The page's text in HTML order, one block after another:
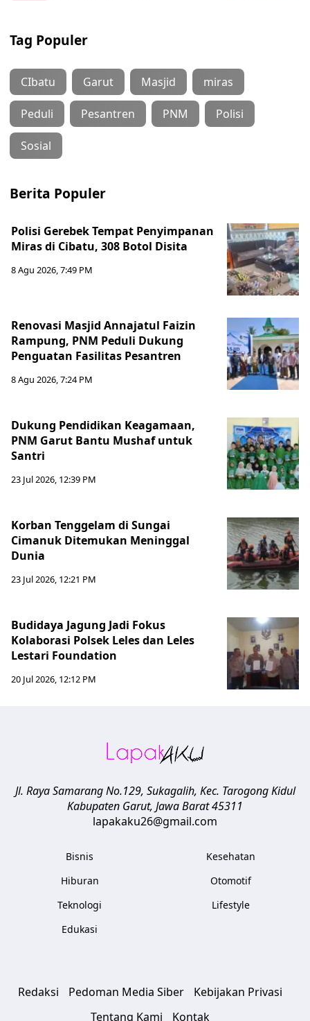
Tag Populer
CIbatu Garut Masjid miras
Peduli Pesantren PNM Polisi
Sosial
Berita Populer
Polisi Gerebek Tempat Penyimpanan
Miras di Cibatu, 308 Botol Disita
8 Agu 2026, 7:49 PM
Renovasi Masjid Annajatul Faizin
Rampung, PNM Peduli Dukung
Penguatan Fasilitas Pesantren
8 Agu 2026, 7:24 PM
Dukung Pendidikan Keagamaan,
PNM Garut Bantu Mushaf untuk
Santri
23 Jul 2026, 12:39 PM
Korban Tenggelam di Sungai
Cimanuk Ditemukan Meninggal
Dunia
23 Jul 2026, 12:21 PM
Budidaya Jagung Jadi Fokus
Kolaborasi Polsek Leles dan Leles
Lestari Foundation
20 Jul 2026, 12:12 PM
Jl. Raya Samarang No.129, Sukagalih, Kec. Tarogong Kidul
Kabupaten Garut, Jawa Barat45311
lapakaku26@gmail.com
Bisnis
Hiburan
Teknologi
Edukasi
Kesehatan
Otomotif
Lifestyle
Redaksi Pedoman Media Siber
Kebijakan Privasi
Tentang Kami
Kontak